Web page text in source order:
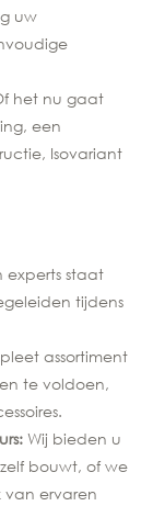
uw
het nu gaat
een
Isovariant
experts staat
tijdens
assortiment
te voldoen,
Wij bieden u
bouwt, of we
ervaren